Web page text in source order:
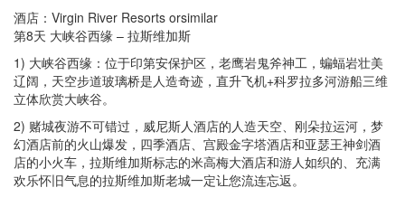
酒店：Virgin River Resorts orsimilar
第8天 大峡谷西缘 – 拉斯维加斯
1) 大峡谷西缘：位于印第安保护区，老鹰岩鬼斧神工，蝙蝠岩壮美
辽阔，天空步道玻璃桥是人造奇迹，直升飞机+科罗拉多河游船三维
立体欣赏大峡谷。
2) 赌城夜游不可错过，威尼斯人酒店的人造天空、刚朵拉运河，梦
幻酒店前的火山爆发，四季酒店、宫殿金字塔酒店和亚瑟王神剑酒
店的小火车，拉斯维加斯标志的米高梅大酒店和游人如织的、充满
欢乐怀旧气息的拉斯维加斯老城一定让您流连忘返。